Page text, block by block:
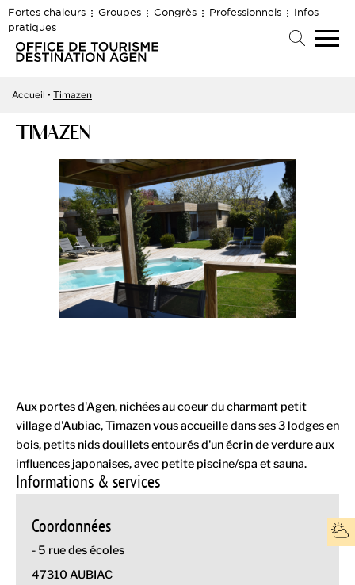
Fortes chaleurs Groupes Congrès Professionnels
Infos
pratiques
Accueil Timazen
TIMAZEN
Aux portes d'Agen, nichées au coeur du charmant petit
village d'Aubiac, Timazen vous accueille dans ses 3 lodges en
bois, petits nids douillets entourés d'un écrin de verdure aux
influences japonaises, avec petite piscine/spa et sauna.
Informations & services
Coordonnées
- 5 rue des écoles
47310 AUBIAC